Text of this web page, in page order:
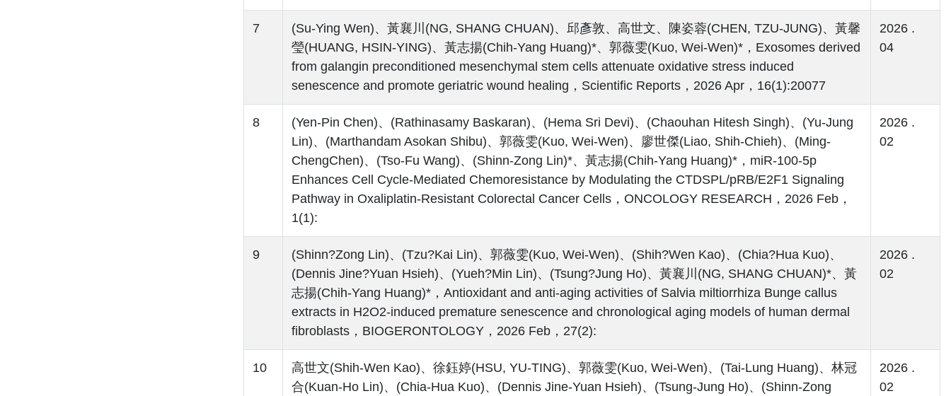
7
(Su-Ying Wen)、黃襄川(NG, SHANG CHUAN)、邱彥敦、高世文、陳姿蓉(CHEN, TZU-JUNG)、黃馨
瑩(HUANG, HSIN-YING)、黃志揚(Chih-Yang Huang)*、郭薇雯(Kuo, Wei-Wen)*，Exosomes derived
from galangin preconditioned mesenchymal stem cells attenuate oxidative stress induced
senescence and promote geriatric wound healing，Scientific Reports，2026 Apr，16(1):20077
2026 .
04
8
(Yen-Pin Chen)、(Rathinasamy Baskaran)、(Hema Sri Devi)、(Chaouhan Hitesh Singh)、(Yu-Jung
Lin)、(Marthandam Asokan Shibu)、郭薇雯(Kuo, Wei-Wen)、廖世傑(Liao, Shih-Chieh)、(Ming-
ChengChen)、(Tso-Fu Wang)、(Shinn-Zong Lin)*、黃志揚(Chih-Yang Huang)*，miR-100-5p
Enhances Cell Cycle-Mediated Chemoresistance by Modulating the CTDSPL/pRB/E2F1 Signaling
Pathway in Oxaliplatin-Resistant Colorectal Cancer Cells，ONCOLOGY RESEARCH，2026 Feb，
1(1):
2026 .
02
9
(Shinn?Zong Lin)、(Tzu?Kai Lin)、郭薇雯(Kuo, Wei-Wen)、(Shih?Wen Kao)、(Chia?Hua Kuo)、
(Dennis Jine?Yuan Hsieh)、(Yueh?Min Lin)、(Tsung?Jung Ho)、黃襄川(NG, SHANG CHUAN)*、黃
志揚(Chih-Yang Huang)*，Antioxidant and anti‑aging activities of Salvia miltiorrhiza Bunge callus
extracts in H2O2‑induced premature senescence and chronological aging models of human dermal
fibroblasts，BIOGERONTOLOGY，2026 Feb，27(2):
2026 .
02
10
高世文(Shih-Wen Kao)、徐鈺婷(HSU, YU-TING)、郭薇雯(Kuo, Wei-Wen)、(Tai-Lung Huang)、林冠
合(Kuan-Ho Lin)、(Chia-Hua Kuo)、(Dennis Jine-Yuan Hsieh)、(Tsung-Jung Ho)、(Shinn-Zong
2026 .
02